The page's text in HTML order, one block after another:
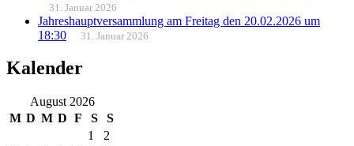
31. Januar 2026
Jahreshauptversammlung am Freitag den 20.02.2026 um
18:30
31. Januar 2026
Kalender
August 2026
M D M D F S
S
1
2